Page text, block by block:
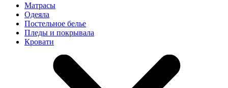
Матрасы
Одеяла
Постельное белье
Пледы и покрывала
Кровати